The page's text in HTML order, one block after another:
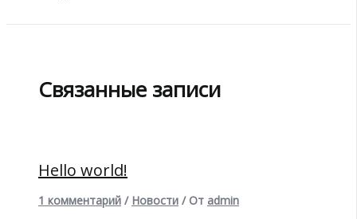
Связанные записи
Hello world!
1 комментарий / Новости / От admin